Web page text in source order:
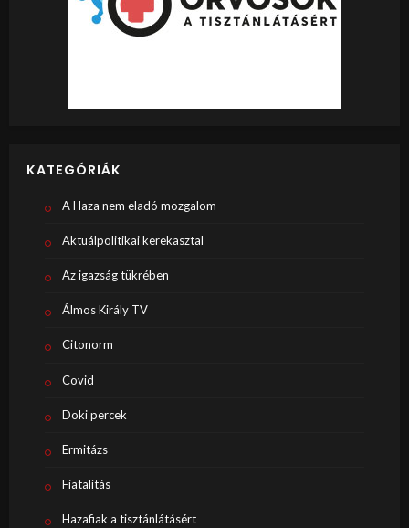
KATEGÓRIÁK
A Haza nem eladó mozgalom
Aktuálpolitikai kerekasztal
Az igazság tükrében
Álmos Király TV
Citonorm
Covid
Doki percek
Ermitázs
Fiatalítás
Hazafiak a tisztánlátásért